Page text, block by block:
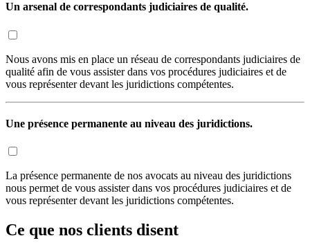
Un arsenal de correspondants judiciaires de qualité.
Nous avons mis en place un réseau de correspondants judiciaires de
qualité afin de vous assister dans vos procédures judiciaires et de
vous représenter devant les juridictions compétentes.
Une présence permanente au niveau des juridictions.
La présence permanente de nos avocats au niveau des juridictions
nous permet de vous assister dans vos procédures judiciaires et de
vous représenter devant les juridictions compétentes.
Ce que nos clients disent